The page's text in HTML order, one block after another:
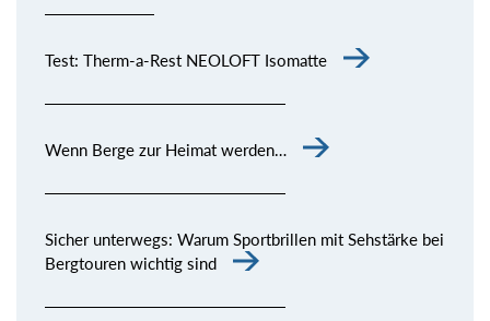
Test: Therm-a-Rest NEOLOFT Isomatte
Wenn Berge zur Heimat werden…
Sicher unterwegs: Warum Sportbrillen mit Sehstärke bei
Bergtouren wichtig sind